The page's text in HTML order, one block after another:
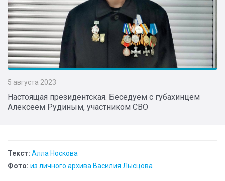
5 августа 2023
Настоящая президентская. Беседуем с губахинцем
Алексеем Рудиным, участником СВО
Текст: Алла Носкова
Фото: из личного архива Василия Лысцова